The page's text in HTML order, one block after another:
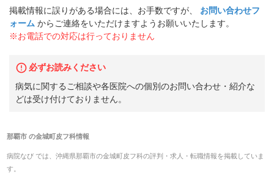
掲載情報に誤りがある場合には、お手数ですが、
お問い合わせフ
ォーム からご連絡をいただけますようお願いいたします。
※お電話での対応は行っておりません
必ずお読みください
病気に関するご相談や各医院への個別のお問い合わせ・紹介な
どは受け付けておりません。
那覇市の金城町皮フ科情報
病院なび では、 沖縄県那覇市の金城町皮フ科の評判・求人・転職情報を掲載していま
す。